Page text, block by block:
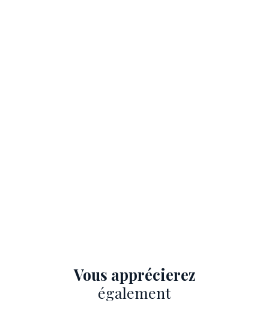
Vous apprécierez
également